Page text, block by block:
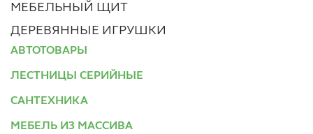
МЕБЕЛЬНЫЙ ЩИТ
ДЕРЕВЯННЫЕ ИГРУШКИ
АВТОТОВАРЫ
ЛЕСТНИЦЫ СЕРИЙНЫЕ
САНТЕХНИКА
МЕБЕЛЬ ИЗ МАССИВА